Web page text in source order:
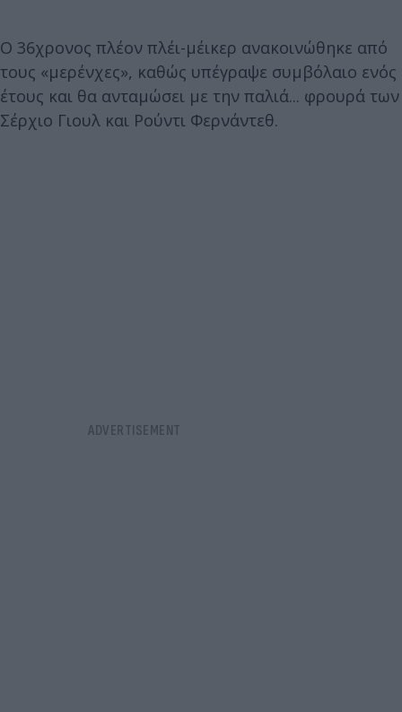
Ο 36χρονος πλέον πλέι-μέικερ ανακοινώθηκε από
τους «μερένχες», καθώς υπέγραψε συμβόλαιο ενός
έτους και θα ανταμώσει με την παλιά... φρουρά των
Σέρχιο Γιουλ και Ρούντι Φερνάντεθ.